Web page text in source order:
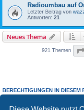
Radioumbau auf
Letzter Beitrag von
Antworten: 21
Neues Thema
921 Themen
BERECHTIGUNGEN IN DIESEM
Du darfst
keine Antworten zu